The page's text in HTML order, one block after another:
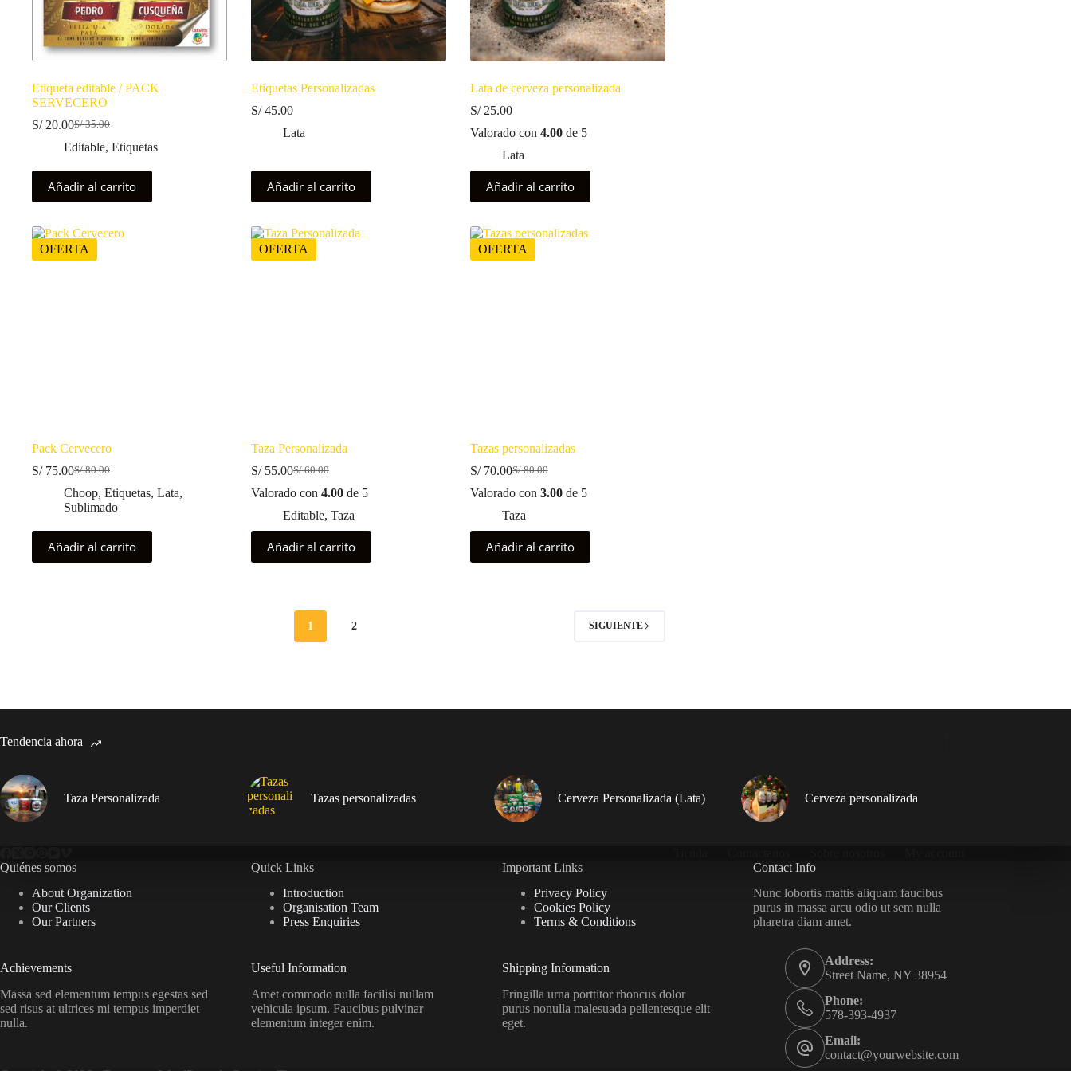
producto
Etiqueta editable / PACK
SERVECERO
S/35.00
El
precio
era:
S/ 35.00.
S/20.00El
precio
es:
S/ 20.00.
Editable, Etiquetas
Añadir al carrito
Etiquetas Personalizadas
S/45.00
Lata
Añadir al carrito
Lata de cerveza personalizada
S/25.00
Valorado con 4.00de 5
Lata
Añadir al carrito
OFERTA
Pack Cervecero
S/80.00
El
precio
original
S/ 80.00.
S/75.00El
precio
actual
S/ 75.00.
Choop, Etiquetas, Lata,
Sublimado
Añadir al carrito
OFERTA
Taza Personalizada
S/60.00
El
precio
era:
S/ 60.00.
S/55.00El
precio
es:
S/ 55.00.
Valorado con 4.00de 5
Editable, Taza
Añadir al carrito
OFERTA
Tazas personalizadas
S/80.00
El
precio
era:
S/ 80.00.
S/70.00El
precio
es:
S/ 70.00.
Valorado con 3.00de 5
Taza
Añadir al carrito
1 2 SIGUIENTE
Tendencia ahora
Taza Personalizada Tazas personalizadas Cerveza Personalizada (Lata) Cerveza personalizada
Quiénes somos
About Organization
Our Clients
Our Partners
Achievements
Massa sed elementum tempus egestas sed
sed risus at ultrices mi tempus imperdiet
nulla.
Quick Links
Introduction
Organisation Team
Press Enquiries
Useful Information
Amet commodo nulla facilisi nullam
vehicula ipsum. Faucibus pulvinar
elementum integer enim.
Important Links
Privacy Policy
Cookies Policy
Terms & Conditions
Shipping Information
Fringilla urna porttitor rhoncus dolor
purus nonulla malesuada pellentesque elit
eget.
Contact Info
Nunc lobortis mattis aliquam faucibus
purus in massa arcu odio ut sem nulla
pharetra diam amet.
Address:
Street Name, NY 38954
Phone:
578-393-4937
Email:
contact@yourwebsite.com